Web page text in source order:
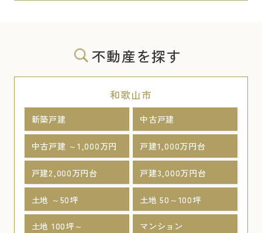
不動産を探す
和歌山市
新築戸建 中古戸建
中古戸建 ～1,000万円 戸建1,000万円台
戸建2,000万円台 戸建3,000万円台
土地 ～50坪 土地 50～100坪
土地 100坪～ マンション